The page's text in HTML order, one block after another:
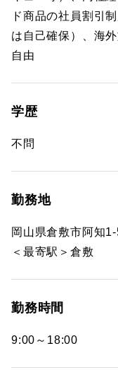
ド商品の社員割引
は自己確保）、海
自由
学歴
不問
勤務地
岡山県倉敷市阿知
＜最寄駅＞倉敷
勤務時間
9:00～18:00